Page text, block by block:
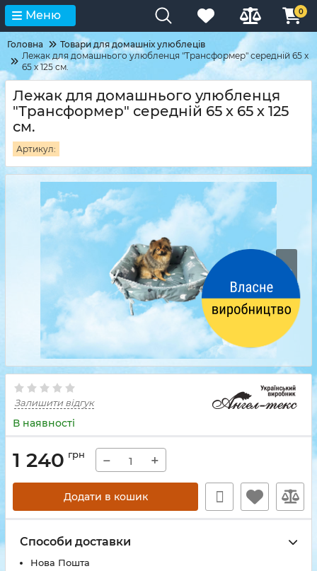
Меню 0
Головна
Товари для домашніх улюблеців
Лежак для домашнього улюбленця "Трансформер" середній 65 х
65 х 125 см.
Лежак для домашнього улюбленця
"Трансформер" середній 65 х 65 х 125
см.
Артикул:
Залишити відгук
В наявності
1 240 грн − +
Додати в кошик
Способи доставки
Нова Пошта